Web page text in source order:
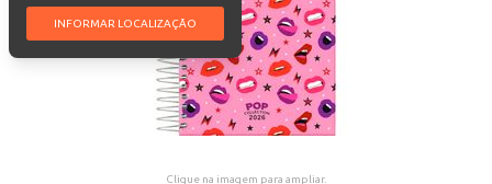
INFORMAR LOCALIZAÇÃO
Clique na imagem para ampliar.